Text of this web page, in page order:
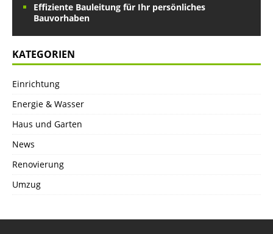
Effiziente Bauleitung für Ihr persönliches
Bauvorhaben
KATEGORIEN
Einrichtung
Energie & Wasser
Haus und Garten
News
Renovierung
Umzug